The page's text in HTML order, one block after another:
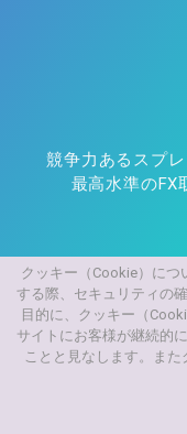
競争力あるスプ
最高水準のFX
登録完了ま
クッキー（Cookie）につ
する際、セキュリティの
目的に、クッキー（
サイトにお客様が継続的
ことと見なします。ま